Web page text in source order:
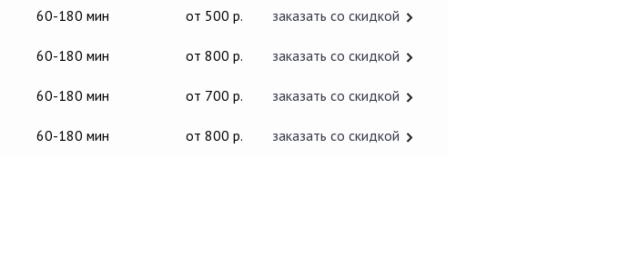
60-180 мин от 500 р. заказать со скидкой
60-180 мин от 800 р. заказать со скидкой
60-180 мин от 700 р. заказать со скидкой
60-180 мин от 800 р. заказать со скидкой